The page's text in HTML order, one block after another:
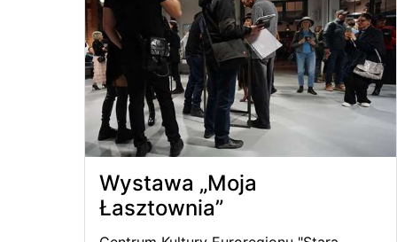
Wystawa „Moja
Łasztownia”